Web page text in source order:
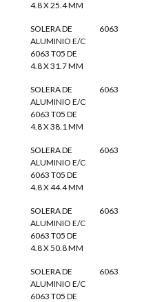
4.8 X 25.4 MM
SOLERA DE
ALUMINIO E/C
6063 T05 DE
4.8 X 31.7 MM
6063
SOLERA DE
ALUMINIO E/C
6063 T05 DE
4.8 X 38.1 MM
6063
SOLERA DE
ALUMINIO E/C
6063 T05 DE
4.8 X 44.4 MM
6063
SOLERA DE
ALUMINIO E/C
6063 T05 DE
4.8 X 50.8 MM
6063
SOLERA DE
ALUMINIO E/C
6063 T05 DE
6063